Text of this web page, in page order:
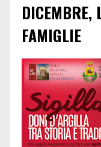
DICEMBRE,
FAMIGLIE